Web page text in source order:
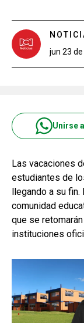
jun 23
Unirse
Las vacaciones
estudiantes de
llegando a su
comunidad
que se
instituciones